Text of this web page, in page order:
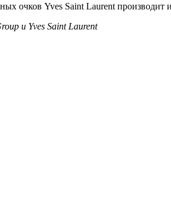
очков Yves Saint Laurent производит
и Yves Saint Laurent